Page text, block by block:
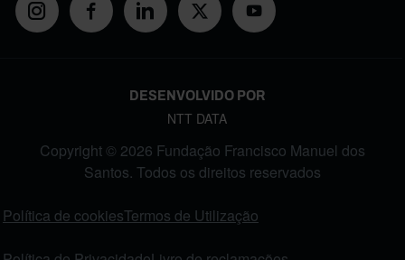
DESENVOLVIDO POR
NTT DATA
Copyright © 2026 Fundação Francisco Manuel dos
Santos. Todos os direitos reservados
Política de cookiesTermos de Utilização